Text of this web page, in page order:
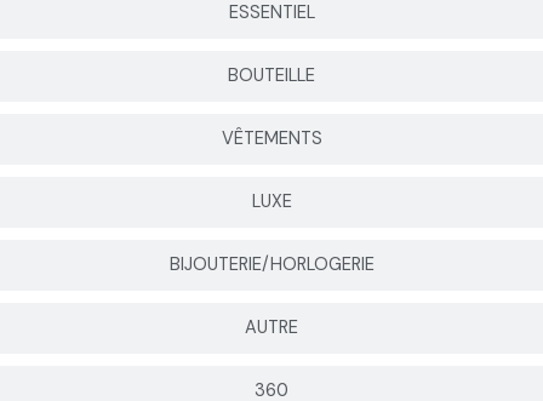
ESSENTIEL
BOUTEILLE
VÊTEMENTS
LUXE
BIJOUTERIE/HORLOGERIE
AUTRE
360